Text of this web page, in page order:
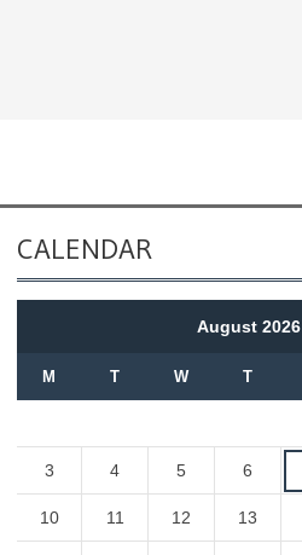
CALENDAR
August 2026
M T W T
3 4 5 6
10 11 12 13